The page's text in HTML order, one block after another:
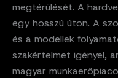
megtérülését. A
egy hosszú úton. A
és a modellek
szakértelmet igényel,
magyar